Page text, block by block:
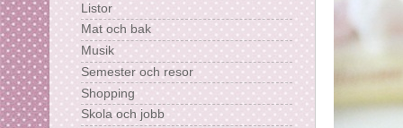
Listor
Mat och bak
Musik
Semester och resor
Shopping
Skola och jobb